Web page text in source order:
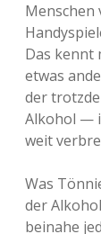
Menschen
Das kennt
etwas
der
Alkohol —
weit
Was
der
beinahe